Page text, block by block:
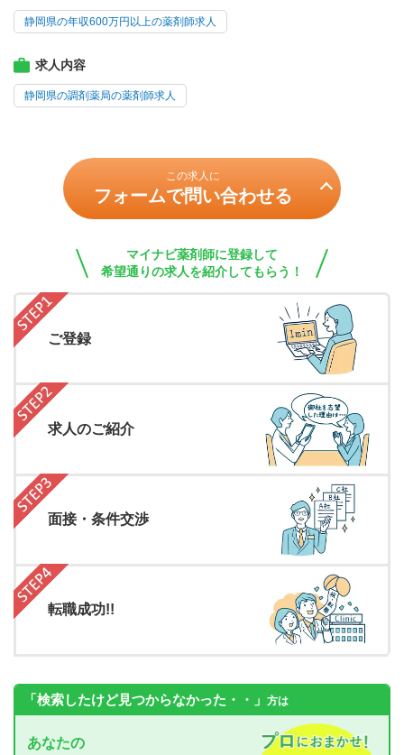
静岡県の年収600万円以上の薬剤師求人
求人内容
静岡県の調剤薬局の薬剤師求人
この求人に
フォームで問い合わせる
マイナビ薬剤師に登録して
希望通りの求人を紹介してもらう！
ご登録
求人のご紹介
面接・条件交渉
転職成功!!
「検索したけど見つからなかった・・」 方は
あなたの